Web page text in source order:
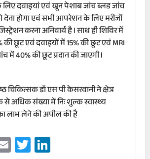
दवाइयां एवं खून पेशाब जांच ब्लड जांच
देना होगा एवं सभी आपरेशन के लिए मरीजों
करना अनिवार्य है l साथ ही शिविर में
की छूट एवं दवाइयों में 15% की छूट एवं MRI
में 40% की छूट प्रदान की जाएगी l
चिकित्सक डॉ एस पी केसरवानी ने क्षेत्र
से अधिक संख्या में निः शुल्क स्वास्थ्य
लाभ लेने की अपील की है
EmailTwitter